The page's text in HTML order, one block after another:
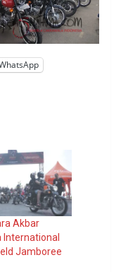
Akbar
International
Jamboree